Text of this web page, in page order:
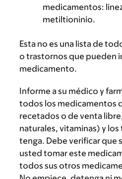
medicamentos:
metiltioninio.
Esta no es una lista de
o trastornos que pueden
medicamento.
Informe a su médico y
todos los medicamentos
recetados o de venta
naturales, vitaminas) y
tenga. Debe verificar que
usted tomar este
todos sus otros